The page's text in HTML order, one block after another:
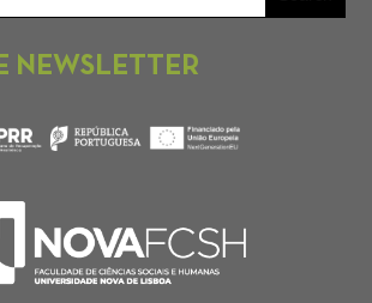
NEWSLETTER